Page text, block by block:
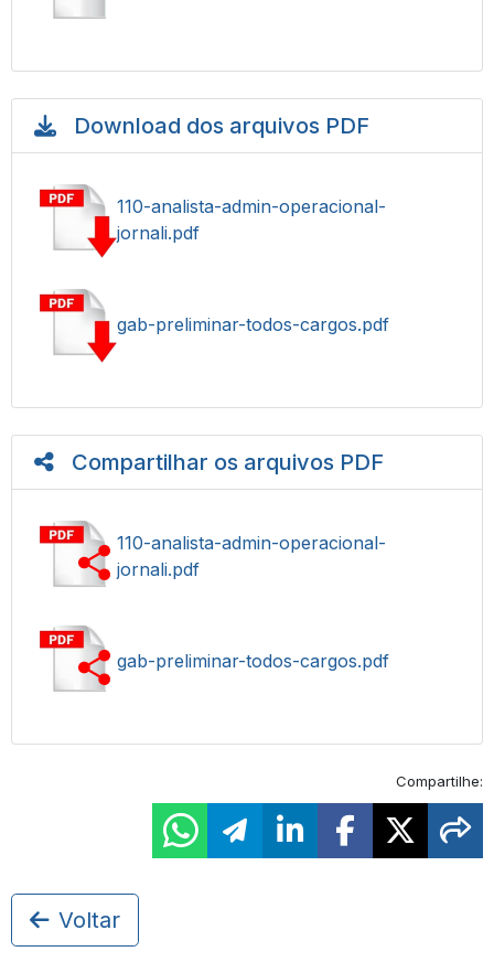
Download dos arquivos PDF
110-analista-admin-operacional-
jornali.pdf
gab-preliminar-todos-cargos.pdf
Compartilhar os arquivos PDF
110-analista-admin-operacional-
jornali.pdf
gab-preliminar-todos-cargos.pdf
Compartilhe:
Voltar